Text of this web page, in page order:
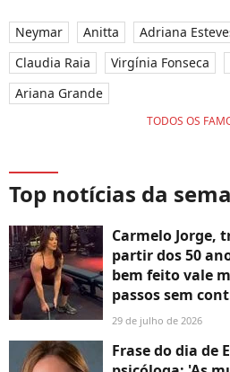
Neymar Anitta Adriana
Claudia Raia
Virgínia Fonseca
Ariana Grande
TODOS OS
Top notícias da
Carmelo Jorge,
partir dos 50
bem feito vale
passos sem
29 de julho de 2026
Frase do dia de